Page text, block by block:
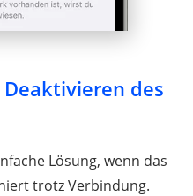
des
Lösung, wenn das
trotz Verbindung.